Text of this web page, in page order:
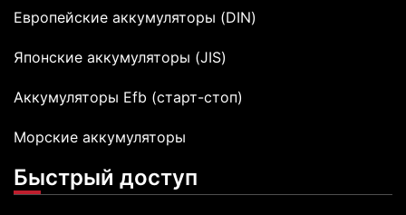
Европейские аккумуляторы (DIN)
Японские аккумуляторы (JIS)
Аккумуляторы Efb (старт-стоп)
Морские аккумуляторы
Быстрый доступ